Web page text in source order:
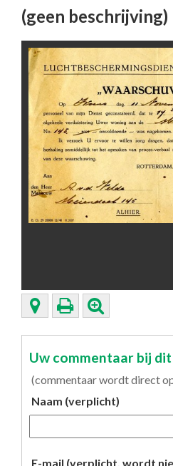
(geen beschrijving)
Uw commentaar bij
(commentaar wordt direct
Naam (verplicht)
E-mail (verplicht, wordt